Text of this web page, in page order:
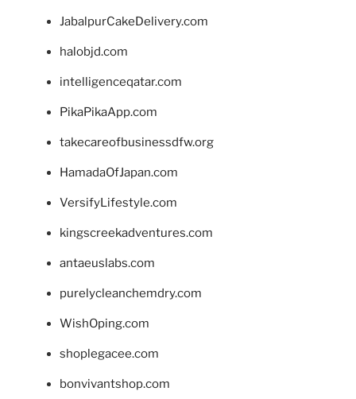
JabalpurCakeDelivery.com
halobjd.com
intelligenceqatar.com
PikaPikaApp.com
takecareofbusinessdfw.org
HamadaOfJapan.com
VersifyLifestyle.com
kingscreekadventures.com
antaeuslabs.com
purelycleanchemdry.com
WishOping.com
shoplegacee.com
bonvivantshop.com